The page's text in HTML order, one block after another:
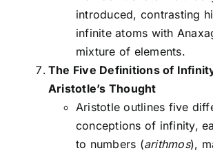
introduced, contrasting
infinite atoms with
mixture of elements.
The Five Definitions of
Aristotle’s Thought
Aristotle outlines five
conceptions of infinity,
to numbers (arithmos),